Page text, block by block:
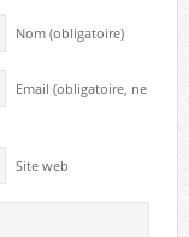
Nom (obligatoire)
Email (obligatoire, ne
Site web